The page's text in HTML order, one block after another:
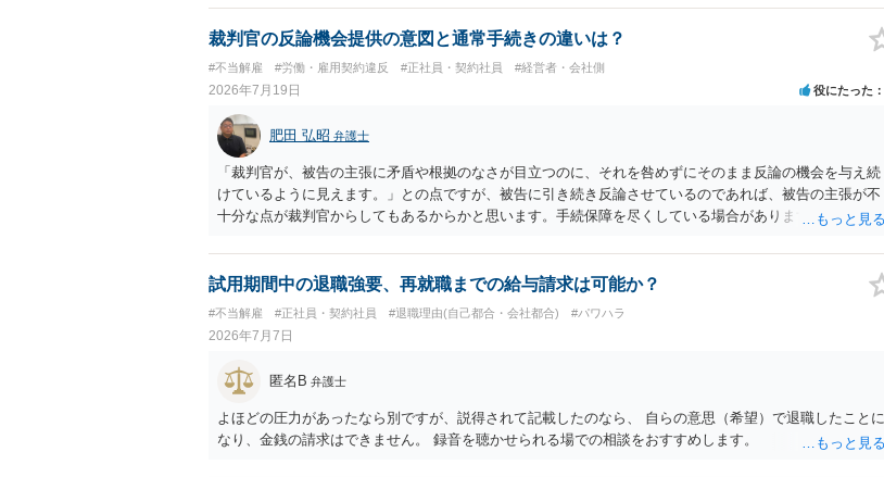
裁判官の反論機会提供の意図と通常手続きの違いは？
#不当解雇 #労働・雇用契約違反 #正社員・契約社員 #経営者・会社側
2026年7月19日 役にたった
肥田 弘昭 弁護士
「裁判官が、被告の主張に矛盾や根拠のなさが目立つのに、それを咎めずにそのまま反論の機会を与え続
けているように見えます。」との点ですが、被告に引き続き反論させているのであれば、被告の主張が不
十分な点が裁判官からしてもあるからかと思います。手続保障を尽くしている場合があります。被告がこ
試用期間中の退職強要、再就職までの給与請求は可能か？
#不当解雇 #正社員・契約社員 #退職理由(自己都合・会社都合) #パワハラ
2026年7月7日
匿名B 弁護士
よほどの圧力があったなら別ですが、説得されて記載したのなら、 自らの意思（希望）で退職したことに
なり、金銭の請求はできません。 録音を聴かせられる場での相談をおすすめします。